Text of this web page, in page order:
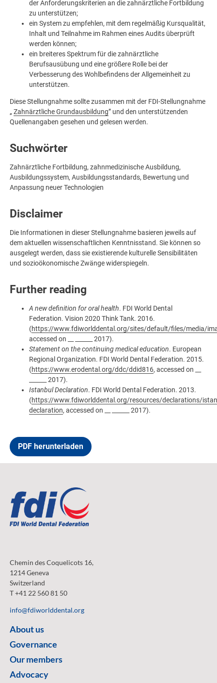
der Anforderungskriterien an die zahnärztliche Fortbildung
zu unterstützen;
ein System zu empfehlen, mit dem regelmäßig Kursqualität,
Inhalt und Teilnahme im Rahmen eines Audits überprüft
werden können;
ein breiteres Spektrum für die zahnärztliche
Berufsausübung und eine größere Rolle bei der
Verbesserung des Wohlbefindens der Allgemeinheit zu
unterstützen.
Diese Stellungnahme sollte zusammen mit der FDI-Stellungnahme
„Zahnärztliche Grundausbildung” und den unterstützenden
Quellenangaben gesehen und gelesen werden.
Suchwörter
Zahnärztliche Fortbildung, zahnmedizinische Ausbildung,
Ausbildungssystem, Ausbildungsstandards, Bewertung und
Anpassung neuer Technologien
Disclaimer
Die Informationen in dieser Stellungnahme basieren jeweils auf
dem aktuellen wissenschaftlichen Kenntnisstand. Sie können so
ausgelegt werden, dass sie existierende kulturelle Sensibilitäten
und sozioökonomische Zwänge widerspiegeln.
Further reading
A new definition for oral health. FDI World Dental
Federation. Vision 2020 Think Tank. 2016.
(https://www.fdiworlddental.org/sites/default/files/media/
accessed on __ ______ 2017).
Statement on the continuing medical education. European
Regional Organization. FDI World Dental Federation. 2015.
(https://www.erodental.org/ddc/ddid816, accessed on __
______ 2017).
Istanbul Declaration. FDI World Dental Federation. 2013.
(https://www.fdiworlddental.org/resources/declarations/
declaration, accessed on __ ______ 2017).
PDF herunterladen
Chemin des Coquelicots 16,
1214 Geneva
Switzerland
T +41 22 560 81 50
info@fdiworlddental.org
About us
Governance
Our members
Advocacy